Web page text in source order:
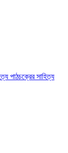
পাঠচক্রের সাহিত্য